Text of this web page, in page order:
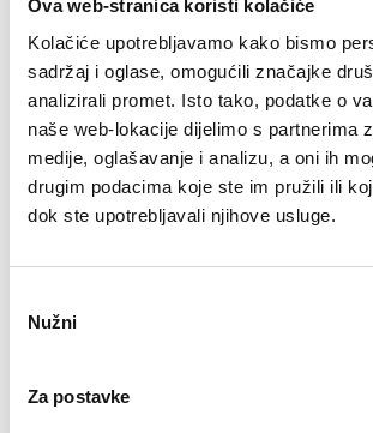
Ova web-stranica koristi kolačiće
Kolačiće upotrebljavamo kako bismo
sadržaj i oglase, omogućili značajke
analizirali promet. Isto tako, podatke o
naše web-lokacije dijelimo s partnerima
medije, oglašavanje i analizu, a oni ih
drugim podacima koje ste im pružili ili
dok ste upotrebljavali njihove usluge.
pristanka
Nužni
Za postavke
FIAT 500
Talijanski gradski šminker.
RUČNI MJENJAČ
VEĆ OD:273,00 € /mj